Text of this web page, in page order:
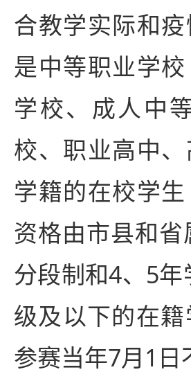
合教学实际和
是中等职业学
学校、成人中
校、职业高中
学籍的在校学
资格由市县和省
分段制和4、5
级及以下的在
参赛当年7月1日